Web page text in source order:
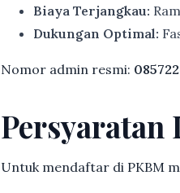
Biaya Terjangkau:
Dukungan Optimal:
Nomor admin resmi:
Persyaratan
Untuk mendaftar di PKBM